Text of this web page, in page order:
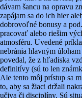
dávam šancu na opravu
zapájam sa do ich hier
dobrovoľné bonusy a
pracovať alebo riešim
atmosféru. Uvedené
nebránia hlavným
povedal, že z hľadiska
definitívy (sú to len
Ale tento môj prístup sa
to, aby sa žiaci držali
učiva či disciplíny. Sú